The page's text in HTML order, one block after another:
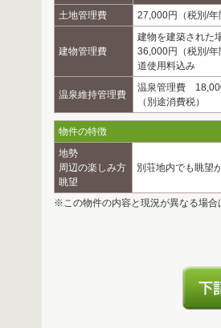
土地管理費
27,000円（税別/年
建物管理費
建物を建築された
36,000円（税別/
道使用料込み
温泉維持管理費
温泉管理費
（別途消費税）
物件の特徴
地勢
周辺の楽しみ方
眺望
別荘地内でも眺望
※この物件の内容と現況が異なる場合